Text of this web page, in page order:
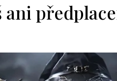
ani